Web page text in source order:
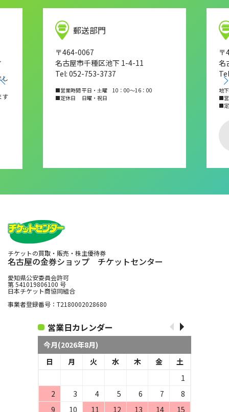
し
す
郵送部門
〒464-0067
名古屋市千種区池下 1-4-11
Tel: 052-753-3737
■営業時間 平日・土曜 10：00～16：00
■定休日 日曜・祝日
〒
名
地
■営
■
チケットの買取・販売・株主優待券
名古屋の金券ショップ チケットセンター
愛知県公安委員会許可
第 541019806100 号
日本チケット商協同組合
事業者登録番号：T2180002028680
営業日カレンダー
今月(2026年8月)
日
月 火 水 木 金
土
1
2
3 4 5 6 7
8
9
10 11 12 13 14
15